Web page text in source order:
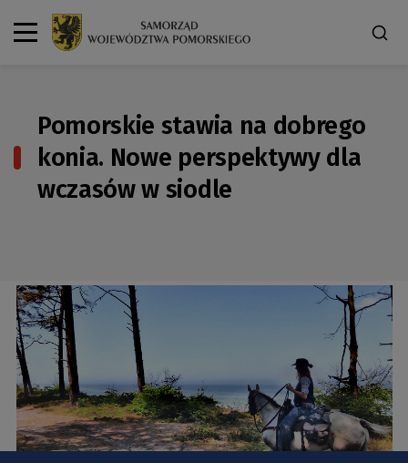
Pomorskie stawia na dobrego
konia. Nowe perspektywy dla
wczasów w siodle